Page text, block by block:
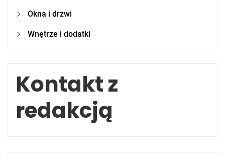
Okna i drzwi
Wnętrze i dodatki
Kontakt z
redakcją